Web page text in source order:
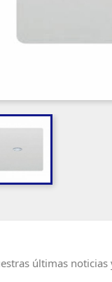
últimas noticias